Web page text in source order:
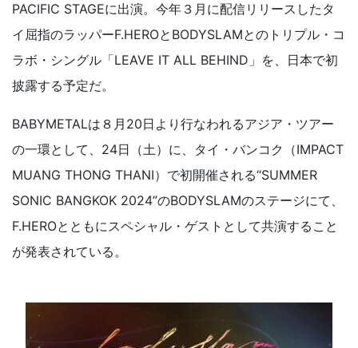
PACIFIC STAGEに出演。今年３月に配信リリースしたタ
イ屈指のラッパーF.HEROとBODYSLAMとのトリプル・コ
ラボ・シングル「LEAVE IT ALL BEHIND」を、日本で初
披露する予定だ。
BABYMETALは８月20日より行なわれるアジア・ツアー
の一環として、24日（土）に、タイ・バンコク（IMPACT
MUANG THONG THANI）で初開催される“SUMMER
SONIC BANGKOK 2024”のBODYSLAMのステージにて、
F.HEROとともにスペシャル・ゲストとして共演すること
が発表されている。